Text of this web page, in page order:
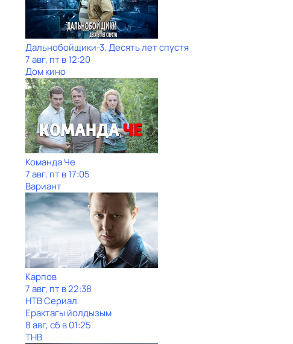
Дальнобойщики-3. Десять лет спустя
7 авг, пт в 12:20
Дом кино
Команда Че
7 авг, пт в 17:05
Вариант
Карпов
7 авг, пт в 22:38
НТВ Сериал
Ерактагы йолдызым
8 авг, сб в 01:25
ТНВ